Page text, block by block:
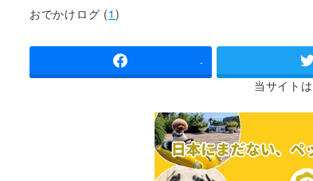
おでかけログ (1)
-
当サイトは